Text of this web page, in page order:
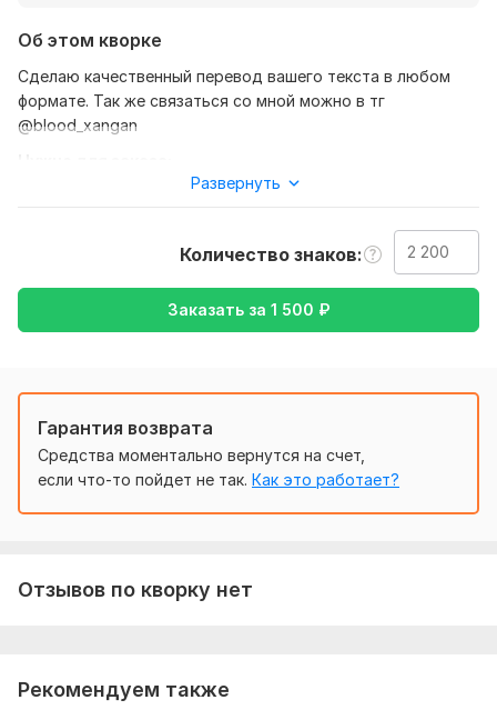
Об этом кворке
Сделаю качественный перевод вашего текста в любом
формате. Так же связаться со мной можно в тг
@blood_xangan
Ожидаю от вас текст, желательно в формате документа,
русский, либо наоборот
Развернуть
Количество знаков
Заказать за 1 500 ₽
Гарантия возврата
Средства моментально вернутся на счет,
если что-то пойдет не так. Как это работает?
Отзывов по кворку нет
Рекомендуем также